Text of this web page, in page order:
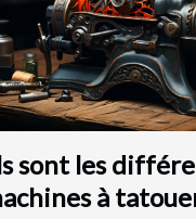
sont les
à